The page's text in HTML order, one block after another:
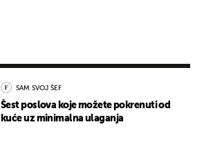
SAM SVOJ ŠEF
Šest poslova koje možete pokrenuti od
kuće uz minimalna ulaganja